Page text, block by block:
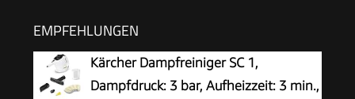
EMPFEHLUNGEN
Kärcher Dampfreiniger SC 1,
Dampfdruck: 3 bar, Aufheizzeit: 3 min.,